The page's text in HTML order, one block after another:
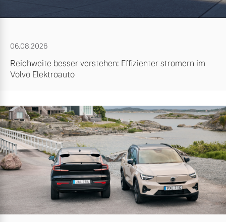
06.08.2026
Reichweite besser verstehen: Effizienter stromern im
Volvo Elektroauto